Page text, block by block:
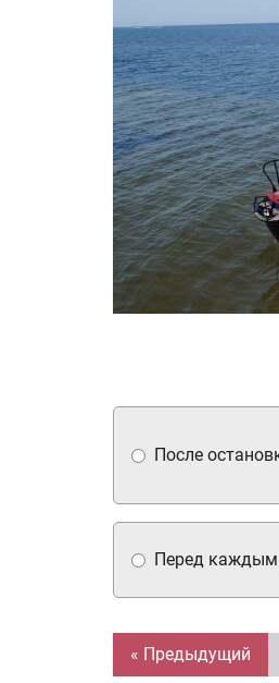
Перед каждым
После
« Предыдущий